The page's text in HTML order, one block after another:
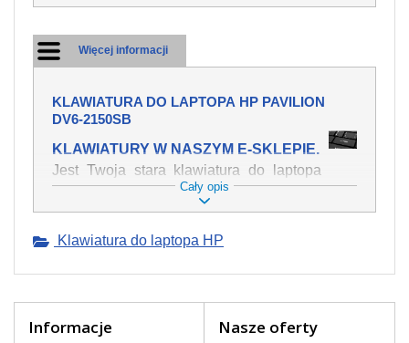
Więcej informacji
KLAWIATURA DO LAPTOPA HP PAVILION
DV6-2150SB
KLAWIATURY W NASZYM E-SKLEPIE.
Jest Twoja stara klawiatura do laptopa
HP Pavilion dv6-2150sb mechanicznie
uszkodzona, polałeś ją płynem, który
swojej pozycji? Kup nową klawiaturę,
Oferujemy oryginalne klawiatury w
stronie internetowej ją znajdziesz za
Cały opis
Klawiatura do laptopa HP
Informacje Nasze oferty